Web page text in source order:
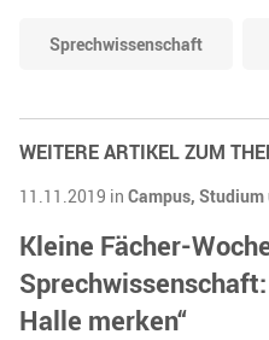
Sprechwissenschaft
WEITERE ARTIKEL ZUM
11.11.2019 in Campus, Studium
Kleine Fächer-
Halle merken“